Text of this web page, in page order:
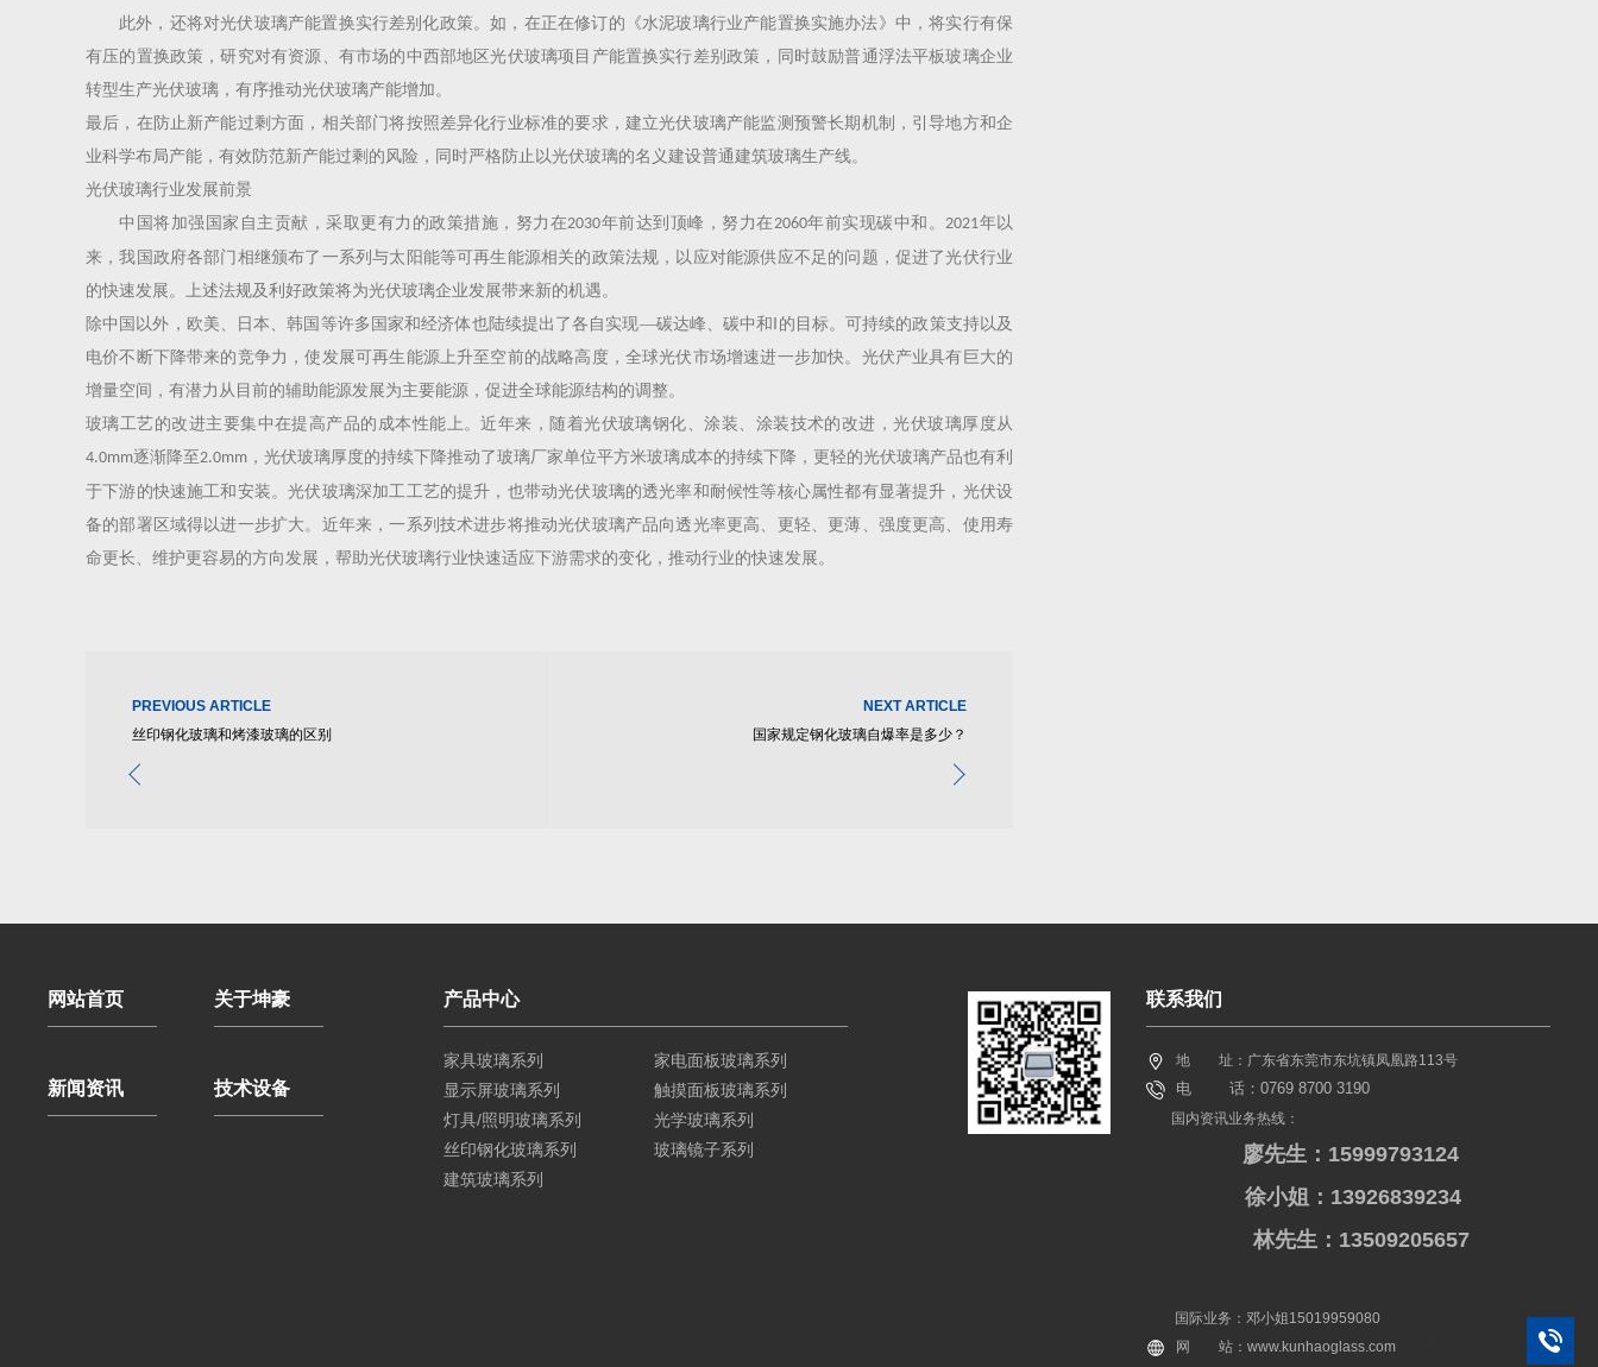
此外，还将对光伏玻璃产能置换实行差别化政策。如，在正在修订的《水泥玻璃行业产能置换实施办法》中，将实行有保
有压的置换政策，研究对有资源、有市场的中西部地区光伏玻璃项目产能置换实行差别政策，同时鼓励普通浮法平板玻璃企业
转型生产光伏玻璃，有序推动光伏玻璃产能增加。
最后，在防止新产能过剩方面，相关部门将按照差异化行业标准的要求，建立光伏玻璃产能监测预警长期机制，引导地方和企
业科学布局产能，有效防范新产能过剩的风险，同时严格防止以光伏玻璃的名义建设普通建筑玻璃生产线。
光伏玻璃行业发展前景
中国将加强国家自主贡献，采取更有力的政策措施，努力在2030年前达到顶峰，努力在2060年前实现碳中和。 2021年以
来，我国政府各部门相继颁布了一系列与太阳能等可再生能源相关的政策法规，以应对能源供应不足的问题，促进了光伏行业
的快速发展。上述法规及利好政策将为光伏玻璃企业发展带来新的机遇。
除中国以外，欧美、日本、韩国等许多国家和经济体也陆续提出了各自实现―碳达峰、碳中和‖的目标。可持续的政策支持以及
电价不断下降带来的竞争力，使发展可再生能源上升至空前的战略高度，全球光伏市场增速进一步加快。光伏产业具有巨大的
增量空间，有潜力从目前的辅助能源发展为主要能源，促进全球能源结构的调整。
玻璃工艺的改进主要集中在提高产品的成本性能上。近年来，随着光伏玻璃钢化、涂装、涂装技术的改进，光伏玻璃厚度从
4.0mm逐渐降至2.0mm ，光伏玻璃厚度的持续下降推动了玻璃厂家单位平方米玻璃成本的持续下降，更轻的光伏玻璃产品也有利
于下游的快速施工和安装。光伏玻璃深加工工艺的提升，也带动光伏玻璃的透光率和耐候性等核心属性都有显著提升，光伏设
备的部署区域得以进一步扩大。近年来，一系列技术进步将推动光伏玻璃产品向透光率更高、更轻、更薄、强度更高、使用寿
命更长、维护更容易的方向发展，帮助光伏玻璃行业快速适应下游需求的变化，推动行业的快速发展。
PREVIOUS ARTICLE
丝印钢化玻璃和烤漆玻璃的区别
NEXT ARTICLE
国家规定钢化玻璃自爆率是多少？
网站首页 关于坤豪
新闻资讯 技术设备
产品中心
家具玻璃系列
家电面板玻璃系列
显示屏玻璃系列
触摸面板玻璃系列
灯具/照明玻璃系列
光学玻璃系列
丝印钢化玻璃系列
玻璃镜子系列
建筑玻璃系列
联系我们
地 址：广东省东莞市东坑镇凤凰路113号
电 话：0769 8700 3190
国内资讯业务热线：
廖先生：15999793124
徐小姐：13926839234
林先生：13509205657
国际业务：邓小姐15019959080
网 站：www.kunhaoglass.com